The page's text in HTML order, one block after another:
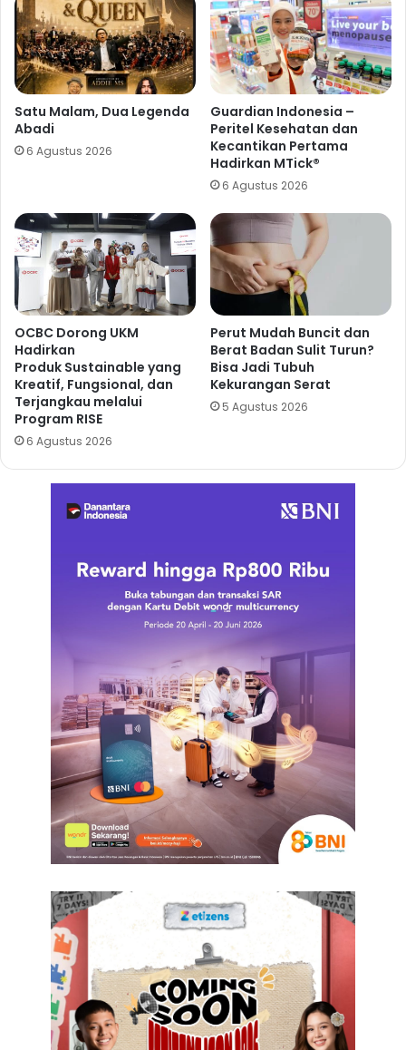
Satu Malam, Dua Legenda
Abadi
6 Agustus 2026
Guardian Indonesia –
Peritel Kesehatan dan
Kecantikan Pertama
Hadirkan MTick®
6 Agustus 2026
OCBC Dorong UKM
Hadirkan
Produk Sustainable yang
Kreatif, Fungsional, dan
Terjangkau melalui
Program RISE
6 Agustus 2026
Perut Mudah Buncit dan
Berat Badan Sulit Turun?
Bisa Jadi Tubuh
Kekurangan Serat
5 Agustus 2026